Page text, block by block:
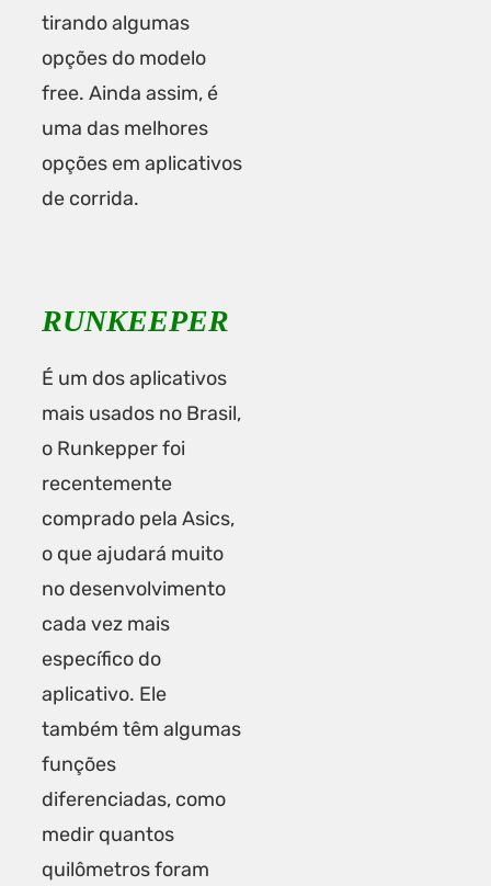
tirando algumas
opções do modelo
free. Ainda assim, é
uma das melhores
opções em aplicativos
de corrida.
RUNKEEPER
É um dos aplicativos
mais usados no Brasil,
o Runkepper foi
recentemente
comprado pela Asics,
o que ajudará muito
no desenvolvimento
cada vez mais
específico do
aplicativo. Ele
também têm algumas
funções
diferenciadas, como
medir quantos
quilômetros foram